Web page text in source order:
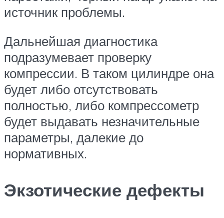
источник проблемы.
Дальнейшая диагностика
подразумевает проверку
компрессии. В таком цилиндре она
будет либо отсутствовать
полностью, либо компрессометр
будет выдавать незначительные
параметры, далекие до
нормативных.
Экзотические дефекты